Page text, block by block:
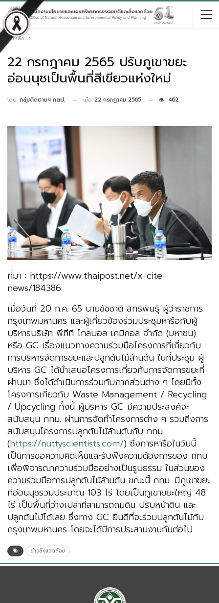
หน้าหลัก
22 กรกฎาคม 2565 ปรับภูเขาขยะ
อ่อนนุชเป็นพื้นที่สีเขียวแห่งใหม่
โดย กลุ่มติดตามฯ กตป. เมื่อ 22 กรกฎาคม 2565 462
ที่มา : https://www.thaipost.net/x-cite-
news/184386
เมื่อวันที่ 20 ก.ค. 65 นายชัชชาติ สิทธิพันธุ์ ผู้ว่าราชการ
กรุงเทพมหานคร และผู้เกี่ยวข้องร่วมประชุมหารือกับผู้
บริหารบริษัท พีทีที โกลบอล เคมิคอล จำกัด (มหาชน)
หรือ GC เรื่องแนวทางความร่วมมือโครงการที่เกี่ยวกับ
การบริหารจัดการขยะและปลูกต้นไม้ล้านต้น ในที่ประชุม ผู้
บริหาร GC ได้นำเสนอโครงการเกี่ยวกับการจัดการขยะที่
ผ่านมา ซึ่งได้ดำเนินการร่วมกับภาคส่วนต่าง ๆ โดยมีทั้ง
โครงการเกี่ยวกับ Waste Management / Recycling
/ Upcycling ทั้งนี้ ผู้บริหาร GC มีความประสงค์จะ
สนับสนุน กทม. ผ่านการจัดทำโครงการต่าง ๆ รวมถึงการ
สนับสนุนโครงการปลูกต้นไม้ล้านต้นกับ กทม.
(https://nuttyscientists.com/) ซึ่งการหารือในวันนี้
เป็นการขอความคิดเห็นและรับฟังความต้องการของ กทม.
เพื่อพิจารณาความร่วมมืออย่างเป็นรูปธรรม ในส่วนของ
ความร่วมมือการปลูกต้นไม้ล้านต้น ขณะนี้ กทม. มีภูเขาขยะ
ที่อ่อนนุชรวมประมาณ 103 ไร่ โดยเป็นภูเขาขยะใหญ่ 48
ไร่ เป็นพื้นที่ว่างเปล่าที่สามารถถมดิน ปรับหน้าดิน และ
ปลูกต้นไม้ได้เลย ซึ่งทาง GC ยินดีที่จะร่วมปลูกต้นไม้กับ
กรุงเทพมหานคร โดยจะได้มีการประสานงานกันต่อไป
ข่าวสิ่งแวดล้อม